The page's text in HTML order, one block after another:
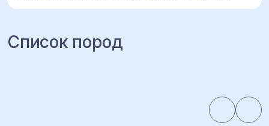
Список пород